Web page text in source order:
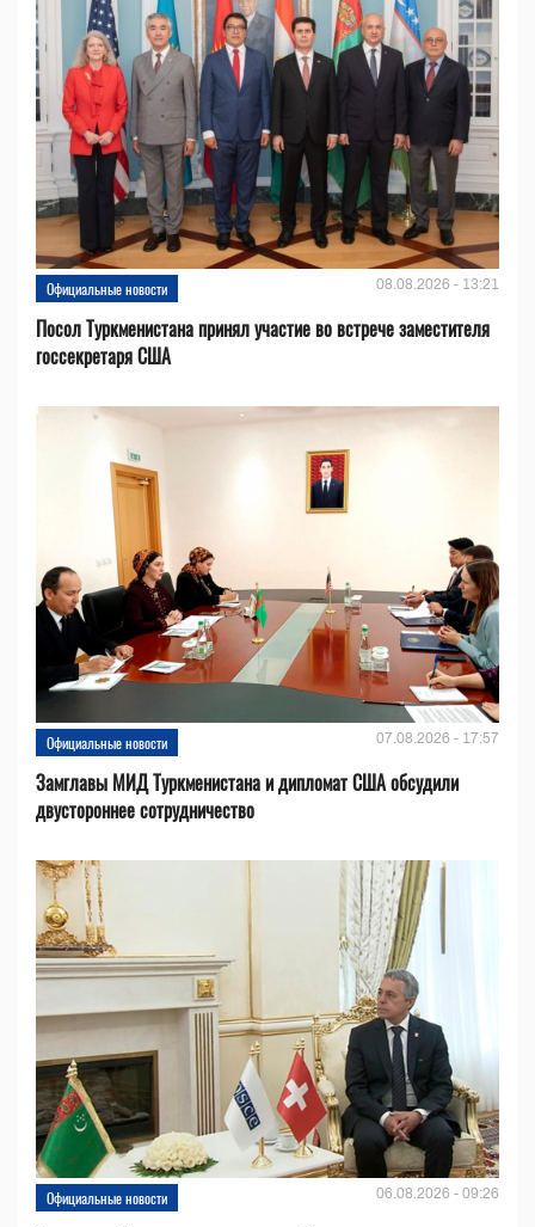
Официальные новости 08.08.2026 - 13:21
Посол Туркменистана принял участие во встрече заместителя
госсекретаря США
Официальные новости 07.08.2026 - 17:57
Замглавы МИД Туркменистана и дипломат США обсудили
двустороннее сотрудничество
Официальные новости 06.08.2026 - 09:26